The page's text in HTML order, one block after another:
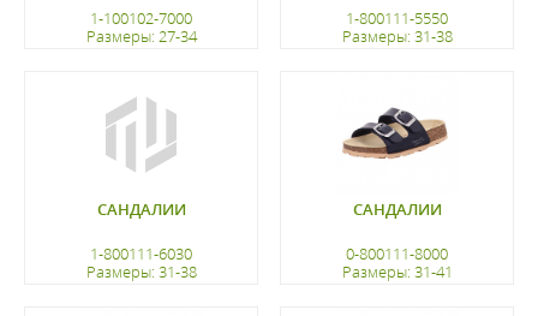
1-100102-7000
Размеры: 27-34
1-800111-5550
Размеры: 31-38
САНДАЛИИ
1-800111-6030
Размеры: 31-38
САНДАЛИИ
0-800111-8000
Размеры: 31-41